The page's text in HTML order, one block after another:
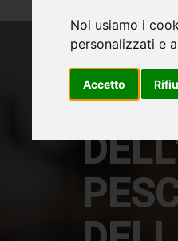
Noi usiamo i
personalizzati e
Accetto
IL